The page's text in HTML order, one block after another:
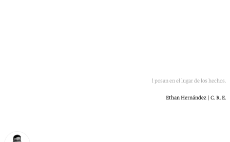
Los dos vigilantes de seguridad posan en el lugar de los hechos.
Ethan Hernández | C. R. E.